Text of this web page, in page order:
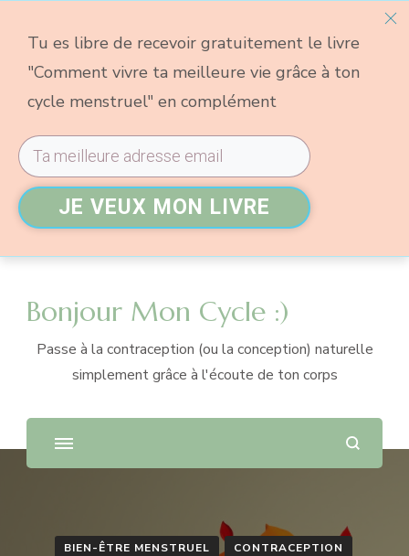
Bonjour Mon Cycle :)
Passe à la contraception (ou la conception) naturelle
simplement grâce à l'écoute de ton corps
BIEN-ÊTRE MENSTRUEL CONTRACEPTION
Tu es libre de recevoir gratuitement le livre
"Comment vivre ta meilleure vie grâce à ton
cycle menstruel" en complément
JE VEUX MON LIVRE